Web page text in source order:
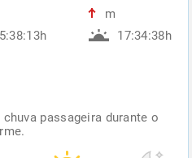
m
17:34:38h
passageira durante o